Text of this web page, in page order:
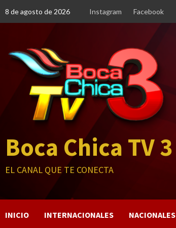
8 de agosto de 2026 Instagram Facebook
Boca Chica TV 3
EL CANAL QUE TE CONECTA
INICIO INTERNACIONALES NACIONALES